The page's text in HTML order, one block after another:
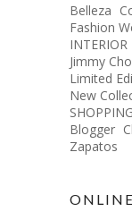
Belleza
Fashion
INTERIOR
Jimmy
Limited
New
SHOPPING
Blogger
Zapatos